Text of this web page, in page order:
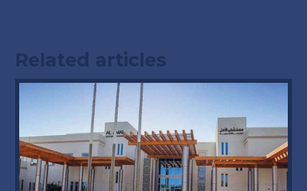
Related articles